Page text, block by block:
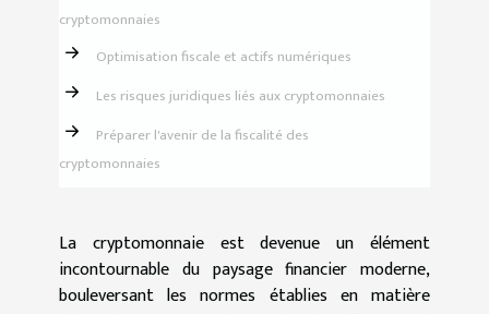
cryptomonnaies
Optimisation fiscale et actifs numériques
Les risques juridiques liés aux cryptomonnaies
Préparer l'avenir de la fiscalité des
cryptomonnaies
La cryptomonnaie est devenue un élément
incontournable du paysage financier moderne,
bouleversant les normes établies en matière